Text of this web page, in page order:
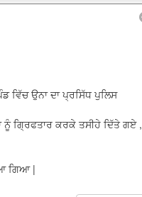
ਵਿੱਚ ਉਨਾ ਦਾ ਪ੍ਰਸਿੱਧ ਪੁਲਿਸ
ਨੂੰ ਗ੍ਰਿਫਤਾਰ ਕਰਕੇ ਤਸੀਹੇ ਦਿੱਤੇ ਗਏ ,
ਗਿਆ |